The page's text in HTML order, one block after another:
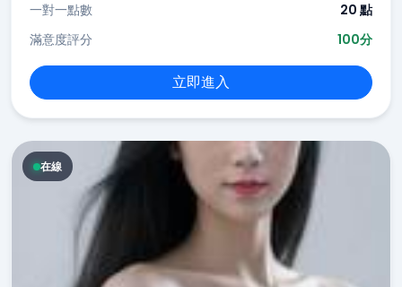
一對一點數
20 點
滿意度評分
100分
立即進入
在線